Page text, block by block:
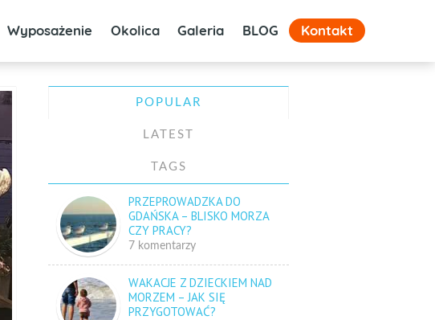
Wyposażenie Okolica Galeria BLOG Kontakt
POPULAR
LATEST
TAGS
PRZEPROWADZKA DO
GDAŃSKA – BLISKO MORZA
CZY PRACY?
7 komentarzy
WAKACJE Z DZIECKIEM NAD
MORZEM – JAK SIĘ
PRZYGOTOWAĆ?